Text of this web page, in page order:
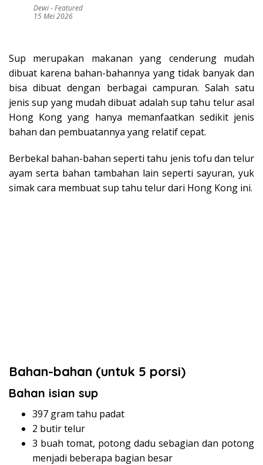
Dewi-Featured
15 Mei 2026
Sup merupakan makanan yang cenderung mudah
dibuat karena bahan-bahannya yang tidak banyak dan
bisa dibuat dengan berbagai campuran. Salah satu
jenis sup yang mudah dibuat adalah sup tahu telur asal
Hong Kong yang hanya memanfaatkan sedikit jenis
bahan dan pembuatannya yang relatif cepat.
Berbekal bahan-bahan seperti tahu jenis tofu dan telur
ayam serta bahan tambahan lain seperti sayuran, yuk
simak cara membuat sup tahu telur dari Hong Kong ini.
Bahan-bahan (untuk 5 porsi)
Bahan isian sup
397 gram tahu padat
2 butir telur
3 buah tomat, potong dadu sebagian dan potong
menjadi beberapa bagian besar